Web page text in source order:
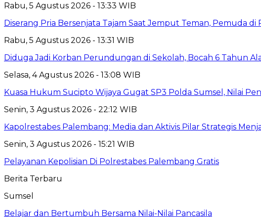
Rabu, 5 Agustus 2026 - 13:33 WIB
Diserang Pria Bersenjata Tajam Saat Jemput Teman, Pemuda
Rabu, 5 Agustus 2026 - 13:31 WIB
Diduga Jadi Korban Perundungan di Sekolah, Bocah 6 Tahun
Selasa, 4 Agustus 2026 - 13:08 WIB
Kuasa Hukum Sucipto Wijaya Gugat SP3 Polda Sumsel, Nilai
Senin, 3 Agustus 2026 - 22:12 WIB
Kapolrestabes Palembang: Media dan Aktivis Pilar Strategis
Senin, 3 Agustus 2026 - 15:21 WIB
Pelayanan Kepolisian Di Polrestabes Palembang Gratis
Berita Terbaru
Sumsel
Belajar dan Bertumbuh Bersama Nilai-Nilai Pancasila